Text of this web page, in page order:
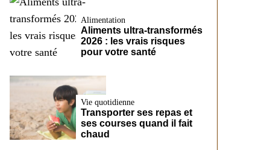
Alimentation
Aliments ultra-transformés
2026 : les vrais risques
pour votre santé
Vie quotidienne
Transporter ses repas et
ses courses quand il fait
chaud